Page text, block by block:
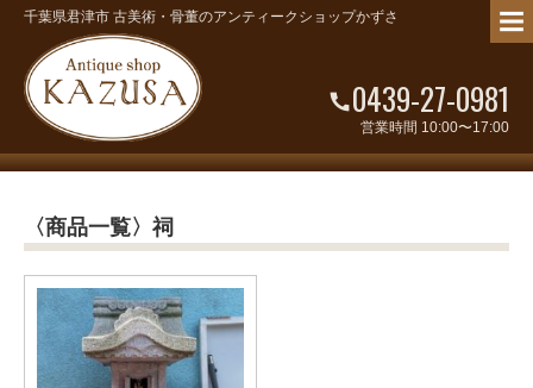
千葉県君津市 古美術・骨董のアンティークショップかずさ
0439-27-0981
営業時間 10:00〜17:00
〈商品一覧〉祠